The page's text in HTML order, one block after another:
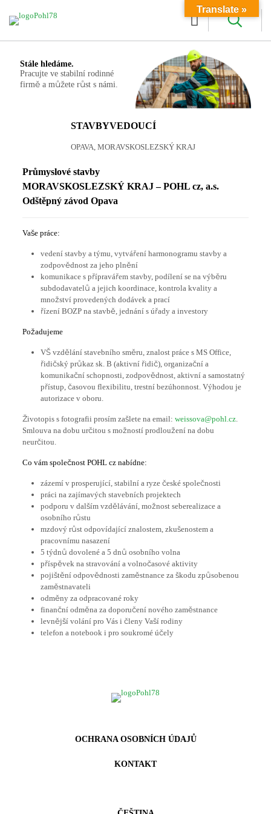
Stále hledáme.
Pracujte ve stabilní rodinné
firmě a můžete růst s námi.
STAVBYVEDOUCÍ
OPAVA, MORAVSKOSLEZSKÝ KRAJ
Průmyslové stavby
MORAVSKOSLEZSKÝ KRAJ – POHL cz, a.s.
Odštěpný závod Opava
Vaše práce:
vedení stavby a týmu, vytváření harmonogramu stavby a
zodpovědnost za jeho plnění
komunikace s přípravářem stavby, podílení se na výběru
subdodavatelů a jejich koordinace, kontrola kvality a
množství provedených dodávek a prací
řízení BOZP na stavbě, jednání s úřady a investory
Požadujeme
VŠ vzdělání stavebního směru, znalost práce s MS Office,
řidičský průkaz sk. B (aktivní řidič), organizační a
komunikační schopnosti, zodpovědnost, aktivní a samostatný
přístup, časovou flexibilitu, trestní bezúhonnost. Výhodou je
autorizace v oboru.
Životopis s fotografii prosím zašlete na email: weissova@pohl.cz.
Smlouva na dobu určitou s možností prodloužení na dobu
neurčitou.
Co vám společnost POHL cz nabídne:
zázemí v prosperující, stabilní a ryze české společnosti
práci na zajímavých stavebních projektech
podporu v dalším vzdělávání, možnost seberealizace a
osobního růstu
mzdový růst odpovídající znalostem, zkušenostem a
pracovnímu nasazení
5 týdnů dovolené a 5 dnů osobního volna
příspěvek na stravování a volnočasové aktivity
pojištění odpovědnosti zaměstnance za škodu způsobenou
zaměstnavateli
odměny za odpracované roky
finanční odměna za doporučení nového zaměstnance
levnější volání pro Vás i členy Vaší rodiny
telefon a notebook i pro soukromé účely
OCHRANA OSOBNÍCH ÚDAJŮ
KONTAKT
Translate »